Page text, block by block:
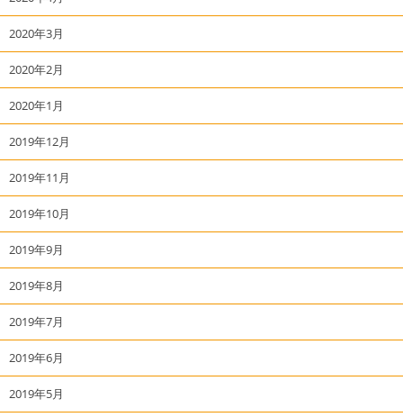
2020年3月
2020年2月
2020年1月
2019年12月
2019年11月
2019年10月
2019年9月
2019年8月
2019年7月
2019年6月
2019年5月